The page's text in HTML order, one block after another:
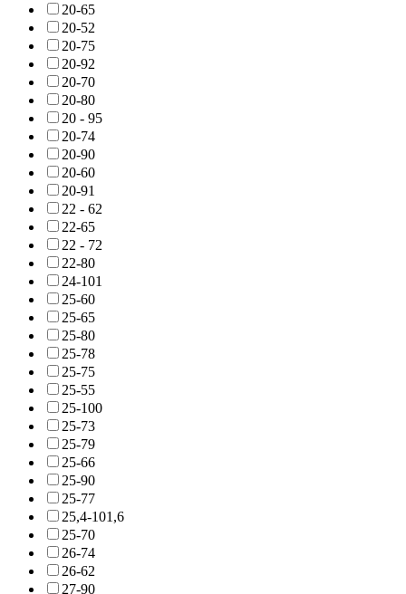
20-65
20-52
20-75
20-92
20-70
20-80
20 - 95
20-74
20-90
20-60
20-91
22 - 62
22-65
22 - 72
22-80
24-101
25-60
25-65
25-80
25-78
25-75
25-55
25-100
25-73
25-79
25-66
25-90
25-77
25,4-101,6
25-70
26-74
26-62
27-90